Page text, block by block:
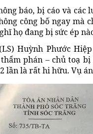
báo, bị cáo và
công bố ngay
họ đang bị sức ép
Huỳnh Phước
phán – chủ toạ
lần là rất hi hữu. Vụ